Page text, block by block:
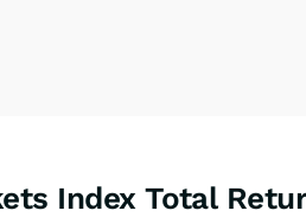
Index Total